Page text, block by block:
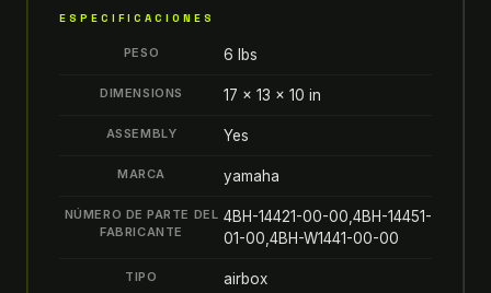
quantity
ESPECIFICACIONES
PESO 6 lbs
DIMENSIONS 17 × 13 × 10 in
ASSEMBLY Yes
MARCA yamaha
NÚMERO DE PARTE DEL
FABRICANTE
4BH-14421-00-00,4BH-14451-
01-00,4BH-W1441-00-00
TIPO airbox